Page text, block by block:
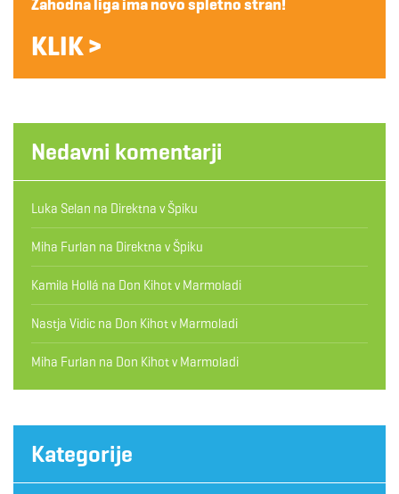
Zahodna liga ima novo spletno stran!
KLIK >
Nedavni komentarji
Luka Selan na Direktna v Špiku
Miha Furlan na Direktna v Špiku
Kamila Hollá na Don Kihot v Marmoladi
Nastja Vidic na Don Kihot v Marmoladi
Miha Furlan na Don Kihot v Marmoladi
Kategorije